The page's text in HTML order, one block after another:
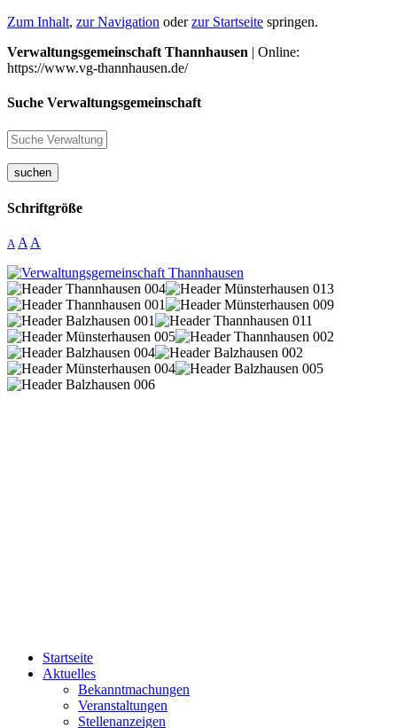
Zum Inhalt, zur Navigation oderzur Startseite springen.
Verwaltungsgemeinschaft Thannhausen | Online:
https://www.vg-thannhausen.de/
Suche Verwaltungsgemeinschaft
suchen
Schriftgröße
A A A
Startseite
Aktuelles
Bekanntmachungen
Veranstaltungen
Stellenanzeigen